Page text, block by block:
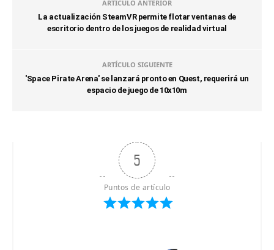
ARTÍCULO ANTERIOR
La actualización SteamVR permite flotar ventanas de
escritorio dentro de los juegos de realidad virtual
ARTÍCULO SIGUIENTE
'Space Pirate Arena' se lanzará pronto en Quest, requerirá un
espacio de juego de 10x10m
5
Puntos de artículo